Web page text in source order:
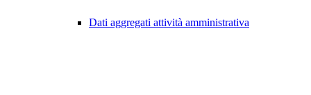
Dati aggregati attività amministrativa